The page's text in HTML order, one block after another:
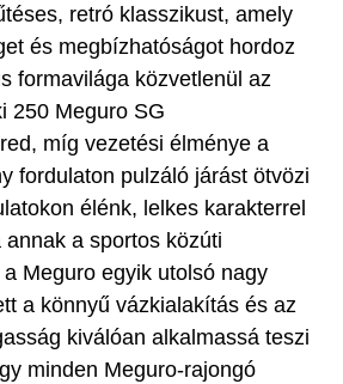
retró klasszikust, amely
és megbízhatóságot hordoz
formavilága közvetlenül az
250 Meguro SG
míg vezetési élménye a
fordulaton pulzáló járást ötvözi
élénk, lelkes karakterrel
a sportos közúti
Meguro egyik utolsó nagy
a könnyű vázkialakítás és az
kiválóan alkalmassá teszi
minden Meguro-rajongó